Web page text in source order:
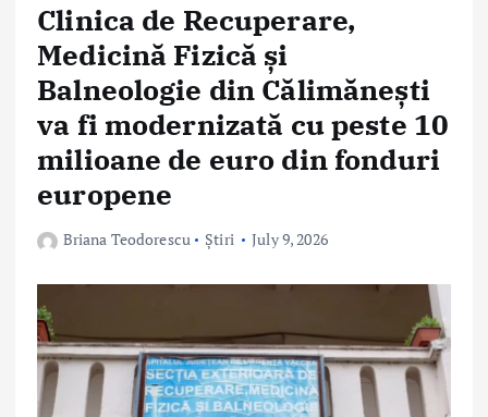
Clinica de Recuperare,
Medicină Fizică și
Balneologie din Călimănești
va fi modernizată cu peste 10
milioane de euro din fonduri
europene
Briana Teodorescu Știri July 9, 2026